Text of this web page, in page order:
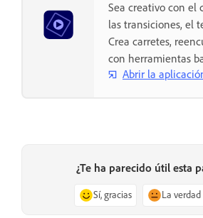
Sea creativo con el
las transiciones, el
Crea carretes,
con herramientas
Abrir la
¿Te ha parecido útil esta
Sí, gracias La